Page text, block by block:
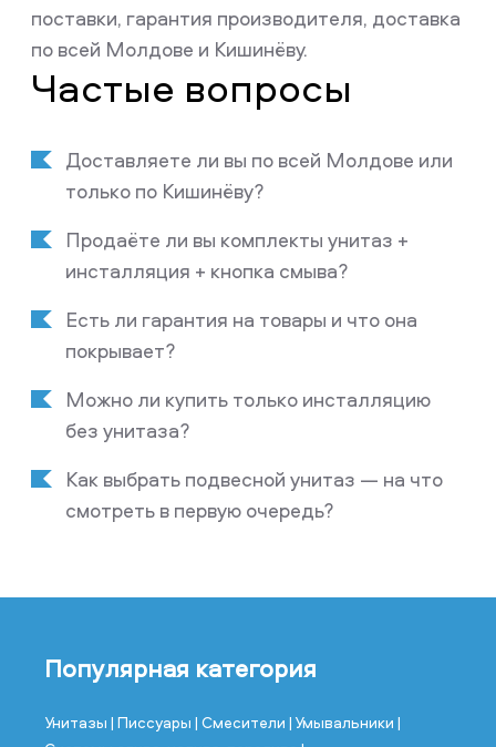
поставки, гарантия производителя, доставка
по всей Молдове и Кишинёву.
Частые вопросы
Доставляете ли вы по всей Молдове или
только по Кишинёву?
Продаёте ли вы комплекты унитаз +
инсталляция + кнопка смыва?
Есть ли гарантия на товары и что она
покрывает?
Можно ли купить только инсталляцию
без унитаза?
Как выбрать подвесной унитаз — на что
смотреть в первую очередь?
Популярная категория
Унитазы | Писсуары | Смесители | Умывальники |